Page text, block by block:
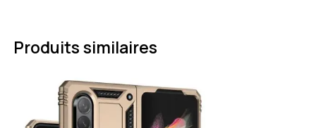
Produits similaires